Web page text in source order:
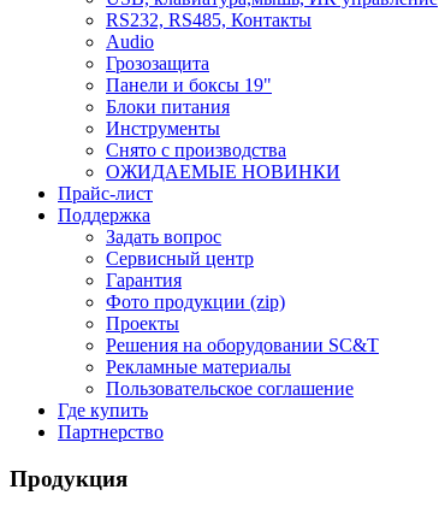
RS232, RS485, Контакты
Audio
Грозозащита
Панели и боксы 19"
Блоки питания
Инструменты
Снято с производства
ОЖИДАЕМЫЕ НОВИНКИ
Прайс-лист
Поддержка
Задать вопрос
Сервисный центр
Гарантия
Фото продукции (zip)
Проекты
Решения на оборудовании SC&T
Рекламные материалы
Пользовательское соглашение
Где купить
Партнерство
Продукция